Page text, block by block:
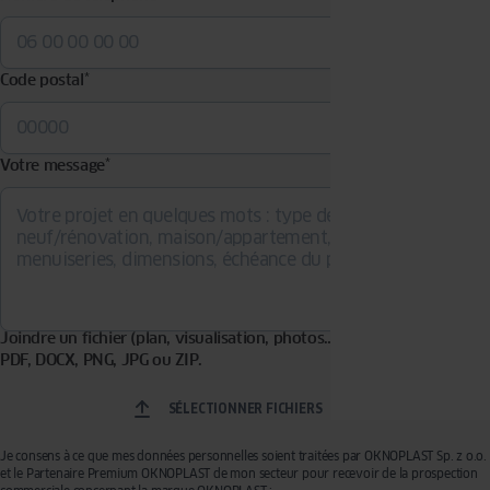
Code postal*
Votre message*
Joindre un fichier (plan, visualisation, photos…). Formats acceptés :
PDF, DOCX, PNG, JPG ou ZIP.
SÉLECTIONNER FICHIERS
Je consens à ce que mes données personnelles soient traitées par OKNOPLAST Sp. z o.o.
et le Partenaire Premium OKNOPLAST de mon secteur pour recevoir de la prospection